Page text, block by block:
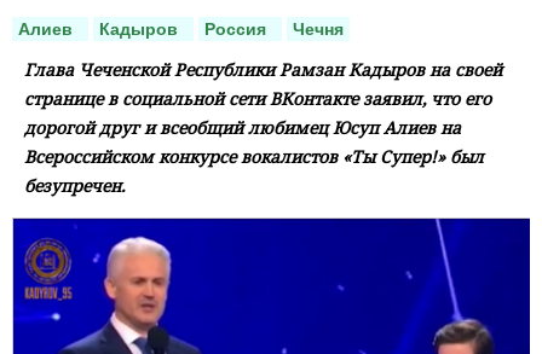
Алиев Кадыров Россия Чечня
Глава Чеченской Республики Рамзан Кадыров на своей
странице в социальной сети ВКонтакте заявил, что его
дорогой друг и всеобщий любимец Юсуп Алиев на
Всероссийском конкурсе вокалистов «Ты Супер!» был
безупречен.